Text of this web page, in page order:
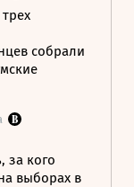
собрали
за кого
выборах в